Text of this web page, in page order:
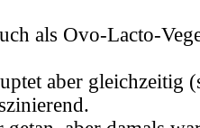
als Ovo-Lacto-
aber gleichzeitig